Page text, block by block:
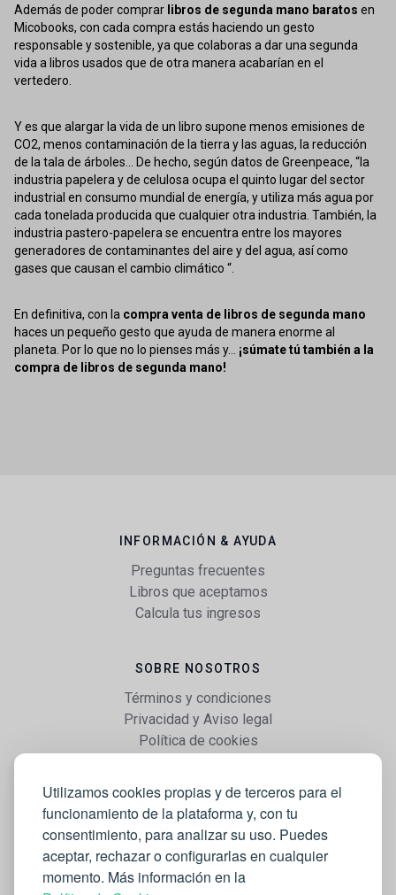
Utilizamos cookies propias y de terceros para el
funcionamiento de la plataforma y, con tu
consentimiento, para analizar su uso. Puedes
aceptar, rechazar o configurarlas en cualquier
momento. Más información en la
Además de poder comprar libros de segunda mano baratos en
Micobooks, con cada compra estás haciendo un gesto
responsable y sostenible, ya que colaboras a dar una segunda
vida a libros usados que de otra manera acabarían en el
vertedero.
Y es que alargar la vida de un libro supone menos emisiones de
CO2, menos contaminación de la tierra y las aguas, la reducción
de la tala de árboles... De hecho, según datos de Greenpeace, “la
industria papelera y de celulosa ocupa el quinto lugar del sector
industrial en consumo mundial de energía, y utiliza más agua por
cada tonelada producida que cualquier otra industria. También, la
industria pastero-papelera se encuentra entre los mayores
generadores de contaminantes del aire y del agua, así como
gases que causan el cambio climático “.
En definitiva, con la compra venta de libros de segunda mano
haces un pequeño gesto que ayuda de manera enorme al
planeta. Por lo que no lo pienses más y... ¡súmate tú también a la
compra de libros de segunda mano!
INFORMACIÓN & AYUDA
Preguntas frecuentes
Libros que aceptamos
Calcula tus ingresos
SOBRE NOSOTROS
Términos y condiciones
Privacidad y Aviso legal
Política de cookies
WEB
Vender libros
Mi cuenta
Comprar libros